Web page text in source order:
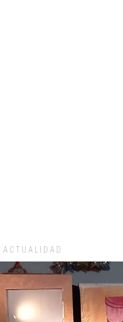
ACTUALIDAD